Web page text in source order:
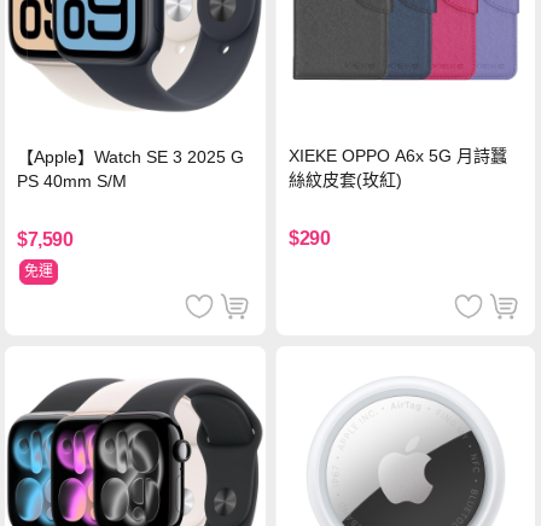
【Apple】Watch SE 3 2025 G
PS 40mm S/M
$7,590
免運
XIEKE OPPO A6x 5G 月詩蠶
絲紋皮套(玫紅)
$290